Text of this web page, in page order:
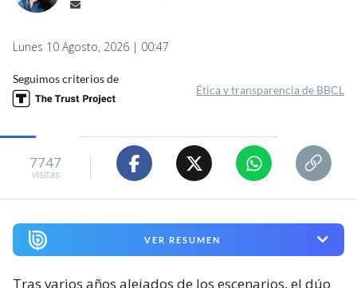
Lunes 10 Agosto, 2026 | 00:47
Seguimos criterios de
Ética y transparencia de BBCL
7747
visitas
VER RESUMEN
Tras varios años alejados de los escenarios, el dúo